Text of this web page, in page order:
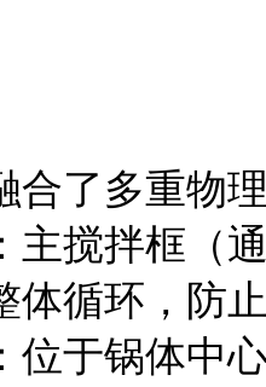
了多重物
搅拌框（通
体循环，防
于锅体中心